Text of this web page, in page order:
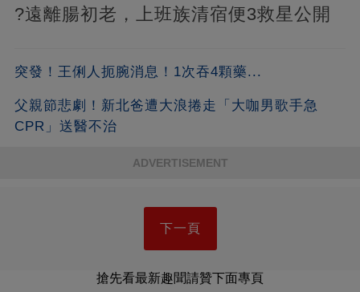
?遠離腸初老，上班族清宿便3救星公開
突發！王俐人扼腕消息！1次吞4顆藥...
父親節悲劇！新北爸遭大浪捲走「大咖男歌手急
CPR」送醫不治
ADVERTISEMENT
下一頁
搶先看最新趣聞請贊下面專頁